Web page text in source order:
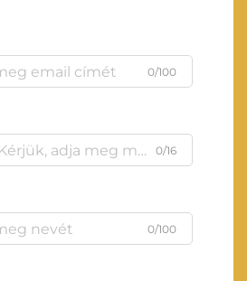
0/100
0/16
0/100